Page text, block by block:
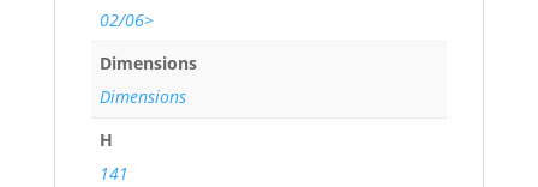
02/06>
Dimensions
Dimensions
H
141